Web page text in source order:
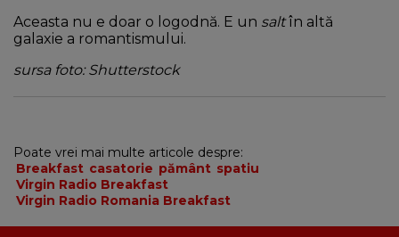
Aceasta nu e doar o logodnă. E un saltîn altă
galaxie a romantismului.
sursa foto: Shutterstock
Poate vrei mai multe articole despre:
Breakfast casatorie pământ spatiu
Virgin Radio Breakfast
Virgin Radio Romania Breakfast